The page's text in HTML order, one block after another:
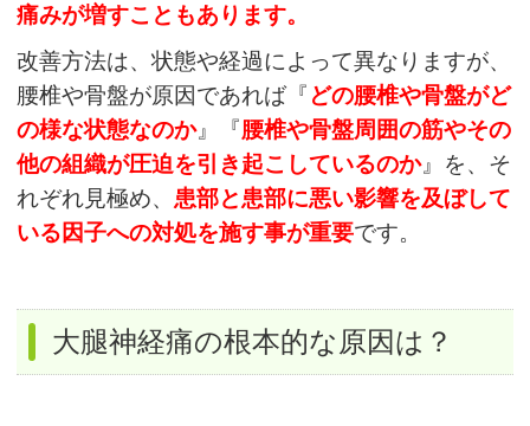
痛みが増すこともあります。
改善方法は、状態や経過によって異なりますが、
腰椎や骨盤が原因であれば『 どの腰椎や骨盤がど
の様な状態なのか』『腰椎や骨盤周囲の筋やその
他の組織が圧迫を引き起こしているのか』を、そ
れぞれ見極め、 患部と患部に悪い影響を及ぼして
いる因子への対処を施す事が重要です。
大腿神経痛の根本的な原因は？